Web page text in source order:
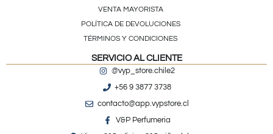
VENTA MAYORISTA
POLÍTICA DE DEVOLUCIONES
TÉRMINOS Y CONDICIONES
SERVICIO AL CLIENTE
@vyp_store.chile2
+56 9 3877 3738
contacto@app.vypstore.cl
V&P Perfumeria